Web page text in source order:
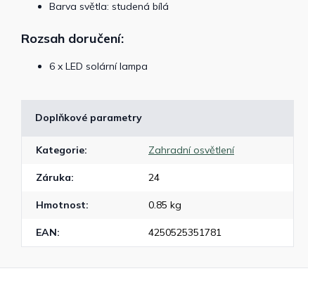
Barva světla: studená bílá
Rozsah doručení:
6 x LED solární lampa
Doplňkové parametry
Kategorie: Zahradní osvětlení
Záruka: 24
Hmotnost: 0.85 kg
EAN: 4250525351781